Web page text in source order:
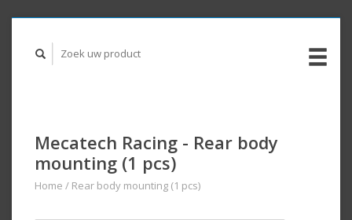
Mecatech Racing - Rear body
mounting (1 pcs)
Home / Rear body mounting (1 pcs)